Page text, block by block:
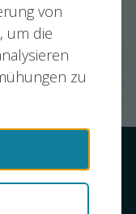
von
um die
zu